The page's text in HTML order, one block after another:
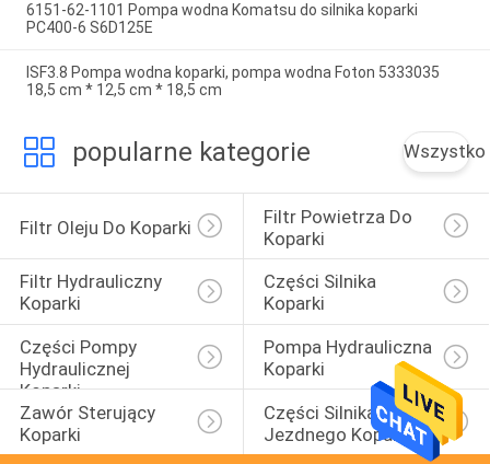
6151-62-1101 Pompa wodna Komatsu do silnika koparki
PC400-6 S6D125E
ISF3.8 Pompa wodna koparki, pompa wodna Foton 5333035
18,5 cm * 12,5 cm * 18,5 cm
popularne kategorie Wszystko
Filtr Oleju Do Koparki
Filtr Powietrza Do
Koparki
Filtr Hydrauliczny
Koparki
Części Silnika
Koparki
Części Pompy
Hydraulicznej
Koparki
Pompa Hydrauliczna
Koparki
Zawór Sterujący
Koparki
Części Silnika
Jezdnego Koparki